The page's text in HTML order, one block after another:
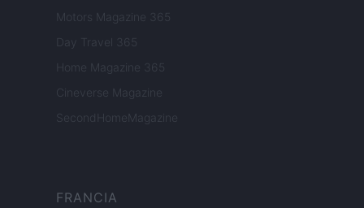
Motors Magazine 365
Day Travel 365
Home Magazine 365
Cineverse Magazine
SecondHomeMagazine
FRANCIA